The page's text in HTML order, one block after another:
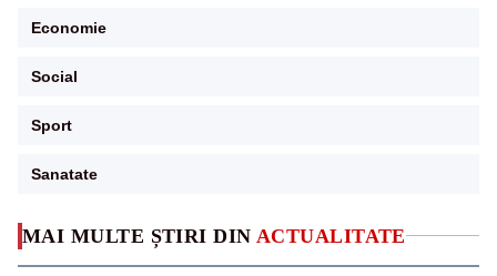
MAI MULTE ȘTIRI DIN ACTUALITATE
Economie
Social
Sport
Sanatate